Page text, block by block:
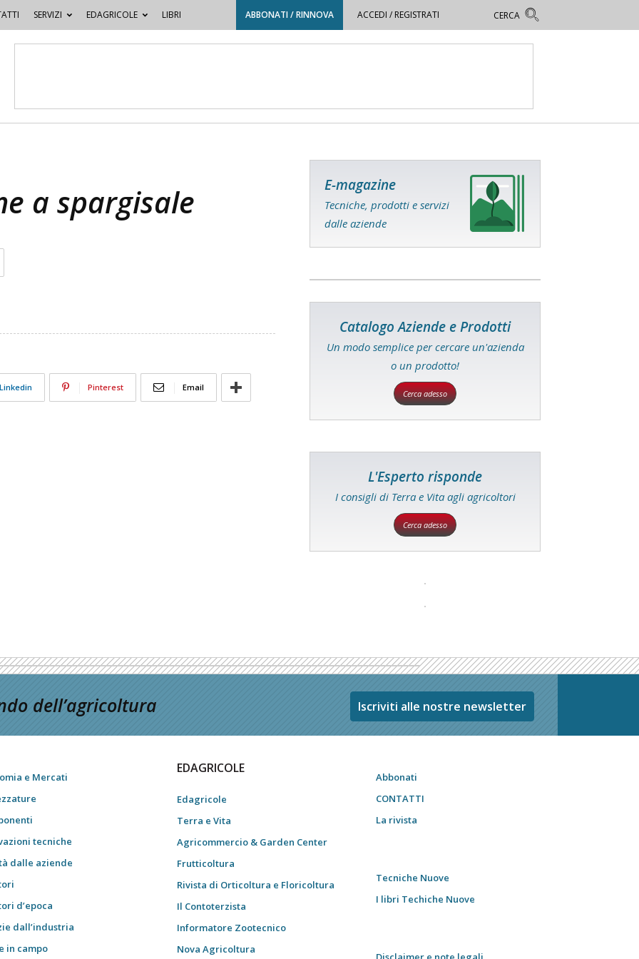
SERVIZI EDAGRICOLE LIBRI ABBONATI / RINNOVA ACCEDI / REGISTRATI
a spargisale
Linkedin Pinterest Email
E-magazine
Tecniche, prodotti e servizi
dalle aziende
Catalogo Aziende e Prodotti
Un modo semplice per cercare un'azienda
o un prodotto!
Cerca adesso
L'Esperto risponde
I consigli di Terra e Vita agli agricoltori
Cerca adesso
dell’agricoltura Iscriviti alle nostre newsletter
e Mercati
tecniche
dalle aziende
d’epoca
dall’industria
in campo
EDAGRICOLE
Edagricole
Terra e Vita
Agricommercio & Garden Center
Frutticoltura
Rivista di Orticoltura e Floricoltura
Il Contoterzista
Informatore Zootecnico
Nova Agricoltura
Abbonati
CONTATTI
La rivista
Tecniche Nuove
I libri Techiche Nuove